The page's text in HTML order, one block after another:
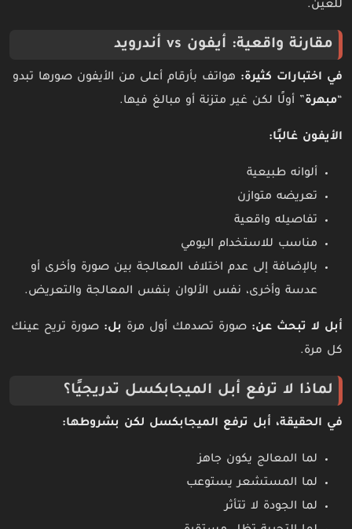
للعين.
مقارنة واقعية: أيفون vs أندرويد
في اختبارات كثيرة: هواتف بأرقام أعلى من الأيفون صورها تبدو
“مبهرة” أولًا لكن غير متزنة أو مبالغ فيها.
الأيفون غالبًا:
ألوانه طبيعية
تعريضه متوازن
تفاصيله واقعية
مناسب للاستخدام اليومي
بالإضافة إلى عدم اختلاف المعالجة بين صورة وأخرى أو
عدسة وأخرى، نفس الألوان بنفس المعالجة والتعريض.
أبل لا تبحث عن: صورة تصدمك أول مرة بل: صورة تريح عينك
كل مرة.
لماذا لا ترفع أبل الميجابكسل تدريجيًا؟
في الحقيقة، أبل ترفع الميجابكسل لكن بشروطها:
لما المعالج يكون جاهز
لما المستشعر يستوعب
لما الجودة لا تتأثر